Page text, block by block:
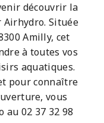
découvrir la
Airhydro. Située
Amilly, cet
à toutes vos
aquatiques.
pour connaître
vous
au 02 37 32 98